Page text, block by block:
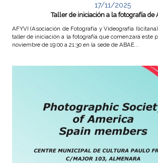
17/11/2025
Taller de iniciación a la fotografía de
AFYVI (Asociación de Fotografía y Videografía
taller de iniciación a la fotografía que comenzará este
noviembre de 19:00 a 21:30 en la sede de ABAE...